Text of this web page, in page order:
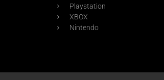
Playstation
XBOX
Nintendo